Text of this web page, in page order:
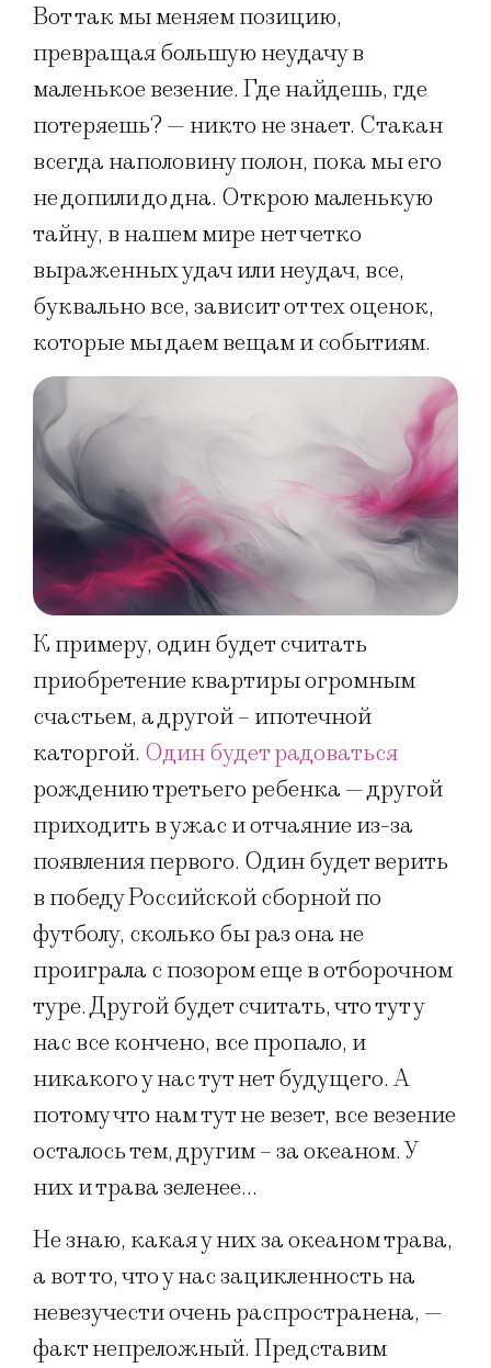
Вот так мы меняем позицию,
превращая большую неудачу в
маленькое везение. Где найдешь, где
потеряешь? — никто не знает. Стакан
всегда наполовину полон, пока мы его
не допили до дна. Открою маленькую
тайну, в нашем мире нет четко
выраженных удач или неудач, все,
буквально все, зависит от тех оценок,
которые мы даем вещам и событиям.
К примеру, один будет считать
приобретение квартиры огромным
счастьем, а другой – ипотечной
каторгой. Один будет радоваться
рождению третьего ребенка — другой
приходить в ужас и отчаяние из-за
появления первого. Один будет верить
в победу Российской сборной по
футболу, сколько бы раз она не
проиграла с позором еще в отборочном
туре. Другой будет считать, что тут у
нас все кончено, все пропало, и
никакого у нас тут нет будущего. А
потому что нам тут не везет, все везение
осталось тем, другим – за океаном. У
них и трава зеленее…
Не знаю, какая у них за океаном трава,
а вот то, что у нас зацикленность на
невезучести очень распространена, —
факт непреложный. Представим